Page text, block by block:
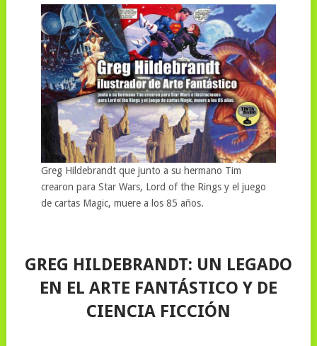
Greg Hildebrandt que junto a su hermano Tim
crearon para Star Wars, Lord of the Rings y el juego
de cartas Magic, muere a los 85 años.
GREG HILDEBRANDT: UN LEGADO
EN EL ARTE FANTÁSTICO Y DE
CIENCIA FICCIÓN